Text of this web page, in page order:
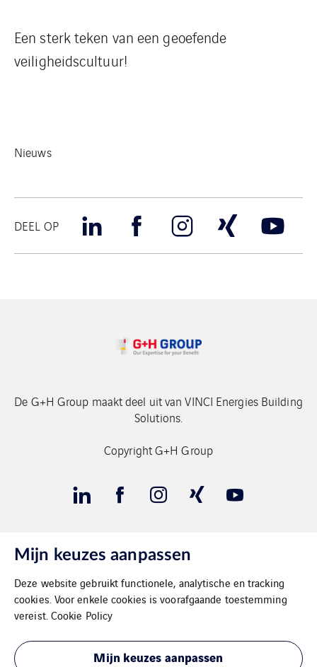
Een sterk teken van een geoefende
veiligheidscultuur!
Nieuws
DEEL OP
De G+H Group maakt deel uit van VINCI Energies Building
Solutions.
Copyright G+H Group
Contact
Gegevensbeschermimg
Impressum
Cookies
Mijn keuzes aanpassen
Deze website gebruikt functionele, analytische en tracking
cookies. Voor enkele cookies is voorafgaande toestemming
vereist. Cookie Policy
Mijn keuzes aanpassen